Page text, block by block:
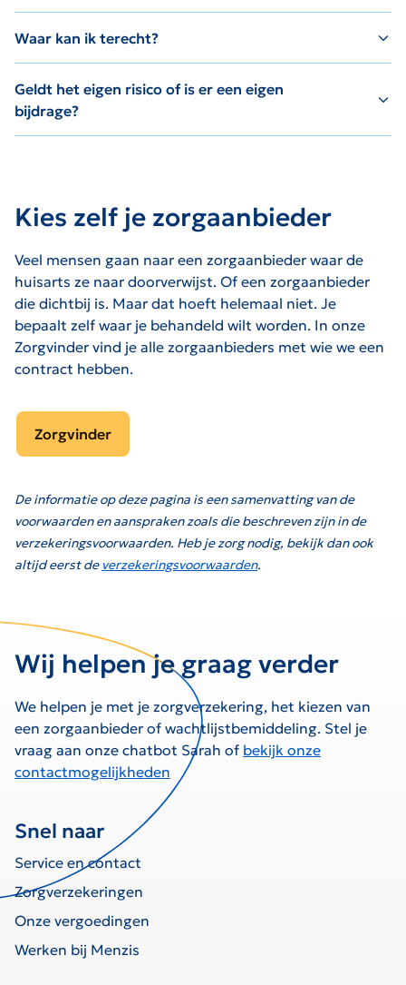
Waar kan ik terecht?
Geldt het eigen risico of is er een eigen
bijdrage?
Kies zelf je zorgaanbieder
Veel mensen gaan naar een zorgaanbieder waar de
huisarts ze naar doorverwijst. Of een zorgaanbieder
die dichtbij is. Maar dat hoeft helemaal niet. Je
bepaalt zelf waar je behandeld wilt worden. In onze
Zorgvinder vind je alle zorgaanbieders met wie we een
contract hebben.
Zorgvinder
De informatie op deze pagina is een samenvatting van de
voorwaarden en aanspraken zoals die beschreven zijn in de
verzekeringsvoorwaarden. Heb je zorg nodig, bekijk dan ook
altijd eerst de verzekeringsvoorwaarden.
Wij helpen je graag verder
We helpen je met je zorgverzekering, het kiezen van
een zorgaanbieder of wachtlijstbemiddeling. Stel je
vraag aan onze chatbot Sarah of bekijk onze
contactmogelijkheden
Snel naar
Service en contact
Zorgverzekeringen
Onze vergoedingen
Werken bij Menzis